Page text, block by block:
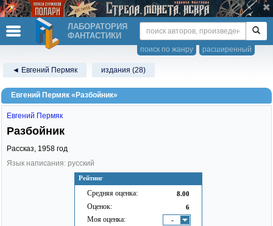
ЛАБОРАТОРИЯ
ФАНТАСТИКИ
расширенный
поиск по жанру
◄ Евгений Пермяк издания (28)
Евгений Пермяк «Разбойник»
Рейтинг
Средняя оценка: 8.00
Оценок: 6
Моя оценка: -
Евгений Пермяк
Разбойник
Рассказ, 1958 год
Язык написания: русский